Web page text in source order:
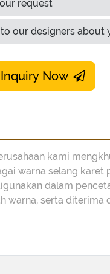
request
to our designers about
Now
kami
warna selang karet
dalam
warna, serta diterima